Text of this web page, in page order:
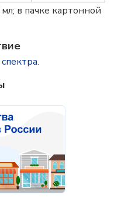
в пачке картонной
.